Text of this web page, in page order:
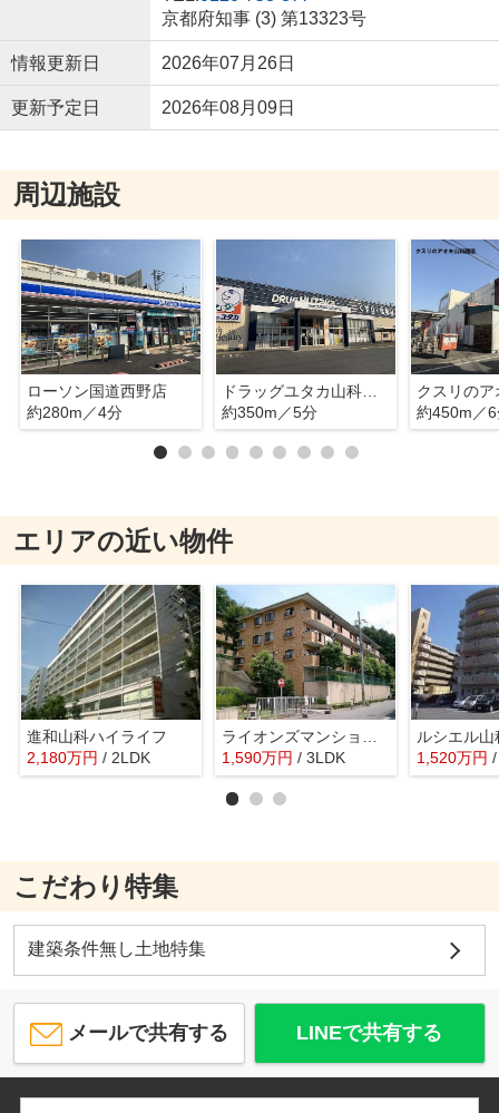
京都府知事 (3) 第13323号
情報更新日 2026年07月26日
更新予定日 2026年08月09日
周辺施設
ローソン国道西野店
約280m／4分
ドラッグユタカ山科西野店
約350m／5分
約450m／
エリアの近い物件
進和山科ハイライフ
2,180万円 / 2LDK
1,590万円 / 3LDK
ルシエル
1,520万円
こだわり特集
建築条件無し土地特集
メールで共有する LINEで共有する